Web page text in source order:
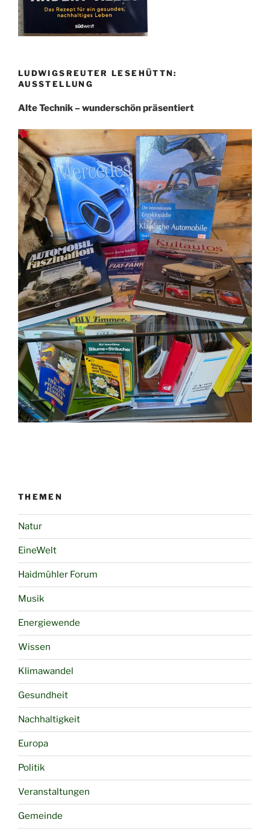
LUDWIGSREUTER LESEHÜTTN:
AUSSTELLUNG
Alte Technik – wunderschön präsentiert
THEMEN
Natur
EineWelt
Haidmühler Forum
Musik
Energiewende
Wissen
Klimawandel
Gesundheit
Nachhaltigkeit
Europa
Politik
Veranstaltungen
Gemeinde